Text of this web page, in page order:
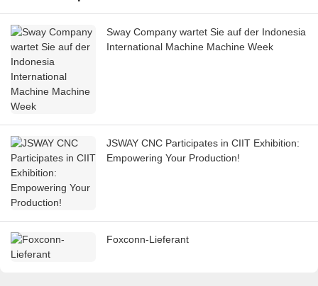
Sway Company wartet Sie auf der Indonesia
International Machine Machine Week
JSWAY CNC Participates in CIIT Exhibition:
Empowering Your Production!
Foxconn-Lieferant